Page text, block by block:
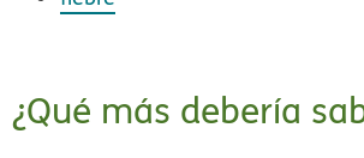
¿Qué más debería